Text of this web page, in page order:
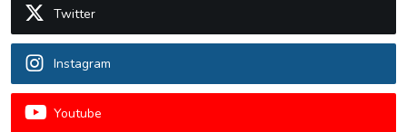
ग़ज़ल
Twitter
Instagram
Youtube